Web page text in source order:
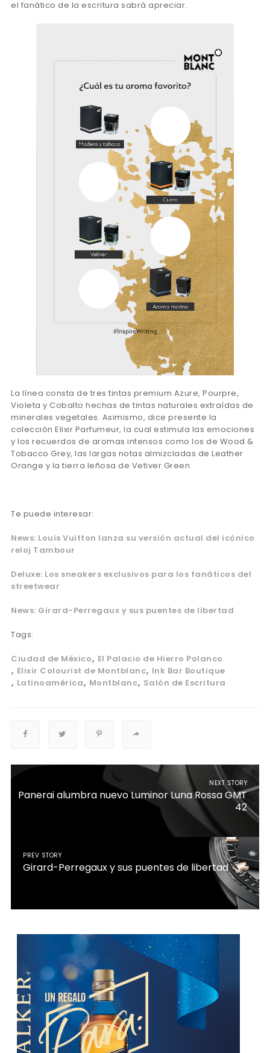
el fanático de la escritura sabrá apreciar.
La línea consta de tres tintas premium Azure, Pourpre,
Violeta y Cobalto hechas de tintas naturales extraídas de
minerales vegetales. Asimismo, dice presente la
colección Elixir Parfumeur, la cual estimula las emociones
y los recuerdos de aromas intensos como los de Wood &
Tobacco Grey, las largas notas almizcladas de Leather
Orange y la tierra leñosa de Vetiver Green.
Te puede interesar:
News: Louis Vuitton lanza su versión actual del icónico
reloj Tambour
Deluxe: Los sneakers exclusivos para los fanáticos del
streetwear
News: Girard-Perregaux y sus puentes de libertad
Tags:
Ciudad de México
El Palacio de Hierro Polanco
Elixir Colourist de Montblanc Ink Bar Boutique
Latinoamérica
Montblanc Salón de Escritura
NEXT STORY
Panerai alumbra nuevo Luminor Luna Rossa GMT
42
PREV STORY
Girard-Perregaux y sus puentes de libertad